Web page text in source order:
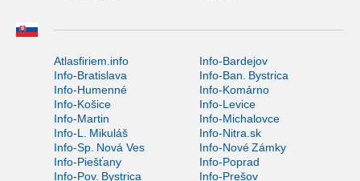
Atlasfiriem.info
Info-Bardejov
Info-Bratislava
Info-Ban. Bystrica
Info-Humenné
Info-Komárno
Info-Košice
Info-Levice
Info-Martin
Info-Michalovce
Info-L. Mikuláš
Info-Nitra.sk
Info-Sp. Nová Ves
Info-Nové Zámky
Info-Piešťany
Info-Poprad
Info-Pov. Bystrica
Info-Prešov